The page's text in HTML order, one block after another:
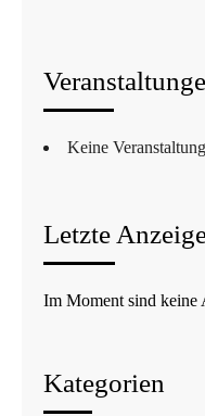
Keine
Letzte
Im Moment sind keine
Kategorien